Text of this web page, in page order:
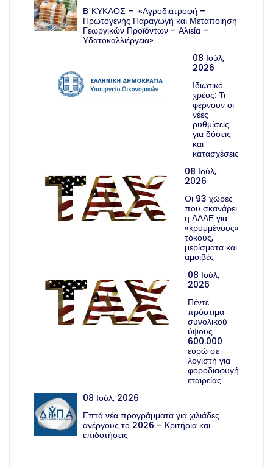
Β΄ΚΥΚΛΟΣ – «Αγροδιατροφή –
Πρωτογενής Παραγωγή και Μεταποίηση
Γεωργικών Προϊόντων – Αλιεία –
Υδατοκαλλιέργεια»
08 Ιούλ,
2026
Ιδιωτικό
χρέος: Τι
φέρνουν οι
νέες
ρυθμίσεις
για δόσεις
και
κατασχέσεις
08 Ιούλ,
2026
Οι 93 χώρες
που σκανάρει
η ΑΑΔΕ για
«κρυμμένους»
τόκους,
μερίσματα και
αμοιβές
08 Ιούλ,
2026
Πέντε
πρόστιμα
συνολικού
ύψους
600.000
ευρώ σε
λογιστή για
φοροδιαφυγή
εταιρείας
08 Ιούλ, 2026
Επτά νέα προγράμματα για χιλιάδες
ανέργους το 2026 – Κριτήρια και
επιδοτήσεις